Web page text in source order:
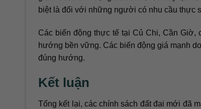
biệt là đối với những người có nhu cầu thực
Các biến động thực tế tại Củ Chi, Cần
hướng bền vững. Các biến động giá mạnh
đúng hướng.
Kết luận
Tổng kết lại, các chính sách đất đai mới đã